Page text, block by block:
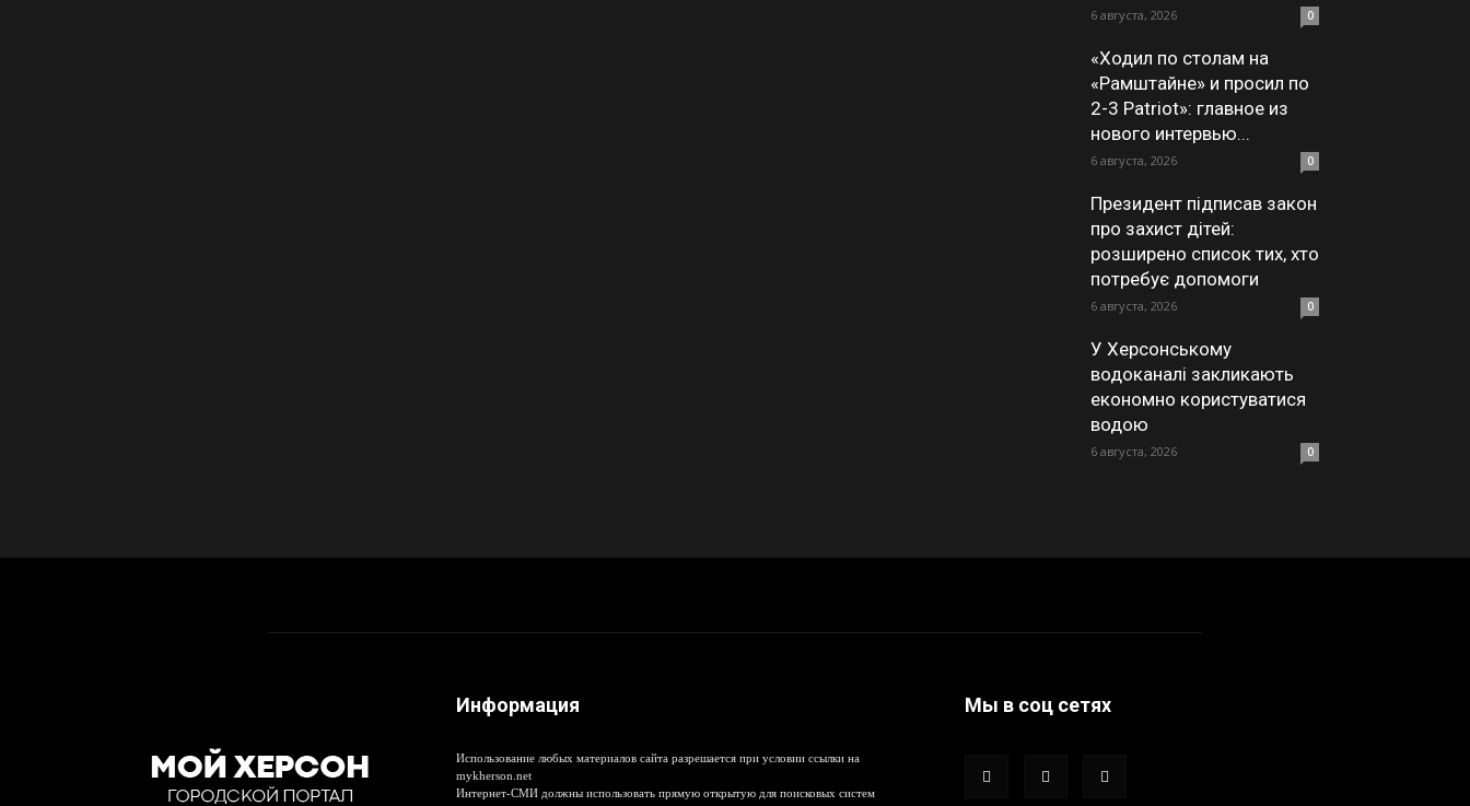
6 августа, 2026 0
«Ходил по столам на
«Рамштайне» и просил по
2-3 Patriot»: главное из
нового интервью...
6 августа, 2026 0
Президент підписав закон
про захист дітей:
розширено список тих, хто
потребує допомоги
6 августа, 2026 0
У Херсонському
водоканалі закликають
економно користуватися
водою
6 августа, 2026 0
Информация
Использование любых материалов сайта разрешается при условии ссылки на
mykherson.net
Интернет-СМИ должны использовать прямую открытую для поисковых систем
Мы в соц сетях